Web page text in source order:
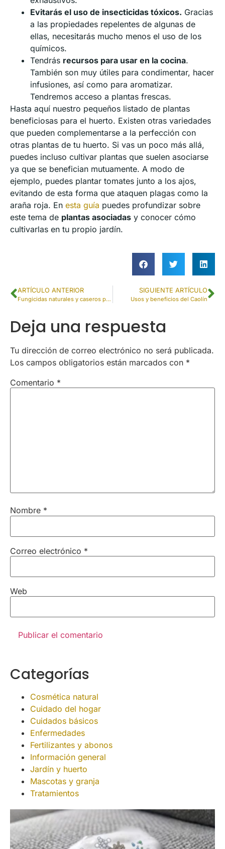
Evitarás el uso de insecticidas tóxicos. Gracias
a las propiedades repelentes de algunas de
ellas, necesitarás mucho menos el uso de los
químicos.
Tendrás recursos para usar en la cocina.
También son muy útiles para condimentar, hacer
infusiones, así como para aromatizar.
Tendremos acceso a plantas frescas.
Hasta aquí nuestro pequeños listado de plantas
beneficiosas para el huerto. Existen otras variedades
que pueden complementarse a la perfección con
otras plantas de tu huerto. Si vas un poco más allá,
puedes incluso cultivar plantas que suelen asociarse
ya que se benefician mutuamente. A modo de
ejemplo, puedes plantar tomates junto a los ajos,
evitando de esta forma que ataquen plagas como la
araña roja. En esta guía puedes profundizar sobre
este tema de plantas asociadas y conocer cómo
cultivarlas en tu propio jardín.
ARTÍCULO ANTERIOR
Fungicidas naturales y caseros para tus plantas
SIGUIENTE ARTÍCULO
Usos y beneficios del Caolín
Deja una respuesta
Tu dirección de correo electrónico no será publicada.
Los campos obligatorios están marcados con *
Comentario *
Nombre *
Correo electrónico *
Web
Categorías
Cosmética natural
Cuidado del hogar
Cuidados básicos
Enfermedades
Fertilizantes y abonos
Información general
Jardín y huerto
Mascotas y granja
Tratamientos